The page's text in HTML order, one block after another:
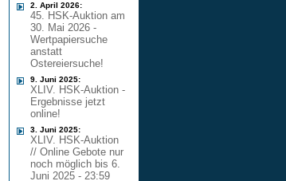
2. April 2026:
45. HSK-Auktion am
30. Mai 2026 -
Wertpapiersuche
anstatt
Ostereiersuche!
9. Juni 2025:
XLIV. HSK-Auktion -
Ergebnisse jetzt
online!
3. Juni 2025:
XLIV. HSK-Auktion
// Online Gebote nur
noch möglich bis 6.
Juni 2025 - 23:59